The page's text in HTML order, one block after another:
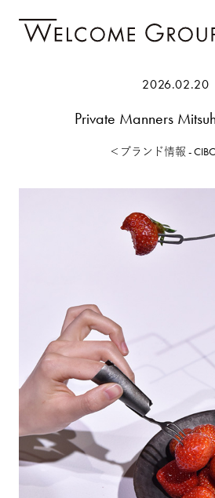
2026.02.20
Private Manners
＜ブランド情報 -